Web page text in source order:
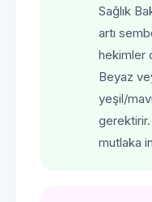
Sağlık
artı
hekimler
Beyaz
yeşil/
gerektirir.
mutlaka